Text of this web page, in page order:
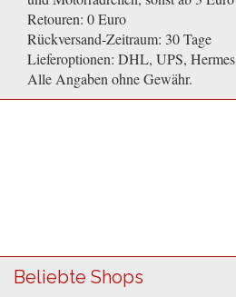
Retouren: 0 Euro
Rückversand-Zeitraum: 30 Tage
Lieferoptionen: DHL, UPS, Hermes
Alle Angaben ohne Gewähr.
Beliebte Shops